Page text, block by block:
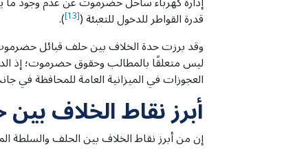
قدرة القواطر للدخول للتعبئة ([13]
).
وقد برزت حدة الخلاف بين حلف قبائل
ليس متعلقًا بالمطالب وحقوق حضرموت؛ إذ
العجوزات في الميزانية العامة للمحافظة في
أبرز نقاط الخلاف
إن من أبرز نقاط الخلاف بين الحلف